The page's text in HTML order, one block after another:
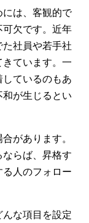
は、客観的で
欠です。近年
社員や若手社
ています。一
ているのもあ
が生じるとい
があります。
らば、昇格す
人のフォロー
な項目を設定